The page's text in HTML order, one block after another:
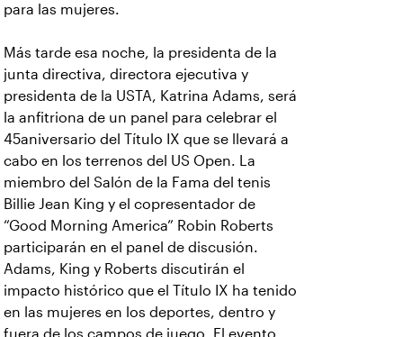
para las mujeres.
Más tarde esa noche, la presidenta de la
junta directiva, directora ejecutiva y
presidenta de la USTA, Katrina Adams, será
la anfitriona de un panel para celebrar el
45aniversario del Título IX que se llevará a
cabo en los terrenos del US Open. La
miembro del Salón de la Fama del tenis
Billie Jean King y el copresentador de
“Good Morning America” Robin Roberts
participarán en el panel de discusión.
Adams, King y Roberts discutirán el
impacto histórico que el Título IX ha tenido
en las mujeres en los deportes, dentro y
fuera de los campos de juego. El evento